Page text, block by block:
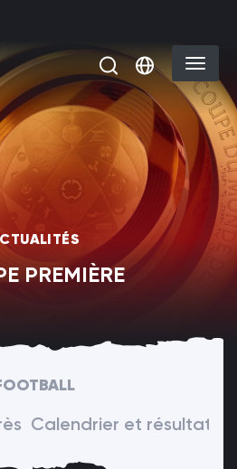
Select
PREMIÈRE
Calendrier et résultats